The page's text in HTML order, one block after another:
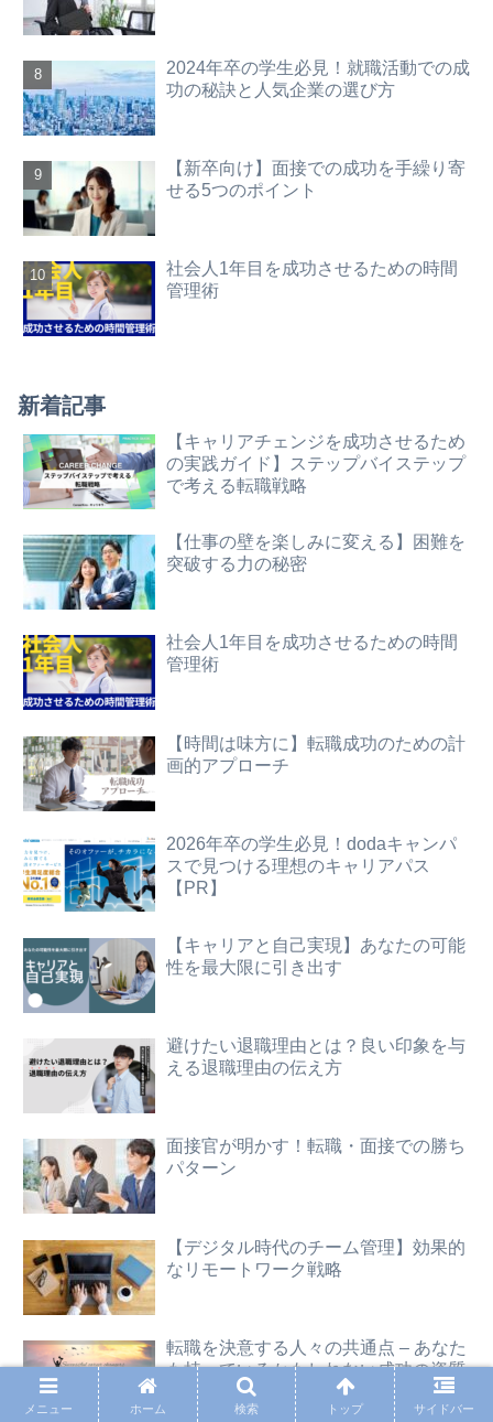
2024年卒の学生必見！就職活動での成
功の秘訣と人気企業の選び方
【新卒向け】面接での成功を手繰り寄
せる5つのポイント
社会人1年目を成功させるための時間
管理術
新着記事
【キャリアチェンジを成功させるため
の実践ガイド】ステップバイステップ
で考える転職戦略
【仕事の壁を楽しみに変える】困難を
突破する力の秘密
社会人1年目を成功させるための時間
管理術
【時間は味方に】転職成功のための計
画的アプローチ
2026年卒の学生必見！dodaキャンパ
スで見つける理想のキャリアパス
【PR】
【キャリアと自己実現】あなたの可能
性を最大限に引き出す
避けたい退職理由とは？良い印象を与
える退職理由の伝え方
面接官が明かす！転職・面接での勝ち
パターン
【デジタル時代のチーム管理】効果的
なリモートワーク戦略
転職を決意する人々の共通点 – あなた
も持っているかもしれない成功の資質
メニュー ホーム 検索 トップ サイドバー